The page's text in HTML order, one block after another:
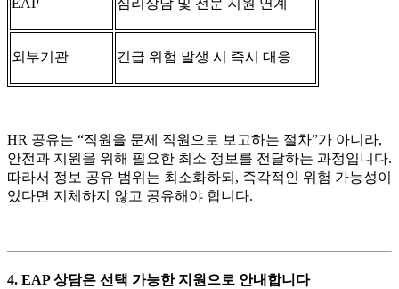
EAP 심리상담 및 전문 지원 연계
외부기관 긴급 위험 발생 시 즉시 대응
HR 공유는 “직원을 문제 직원으로 보고하는 절차”가 아니라,
안전과 지원을 위해 필요한 최소 정보를 전달하는 과정입니다.
따라서 정보 공유 범위는 최소화하되, 즉각적인 위험 가능성이
있다면 지체하지 않고 공유해야 합니다.
4. EAP 상담은 선택 가능한 지원으로 안내합니다